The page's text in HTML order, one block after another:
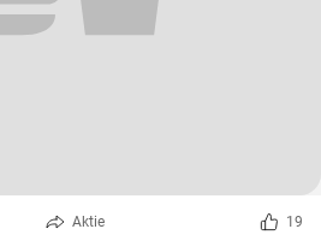
Aktie 19